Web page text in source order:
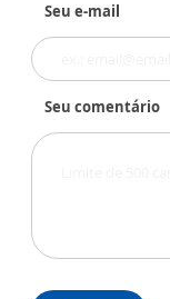
Seu e-mail
Seu comentário